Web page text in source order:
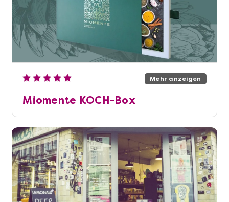
Mehr anzeigen
Miomente KOCH-Box